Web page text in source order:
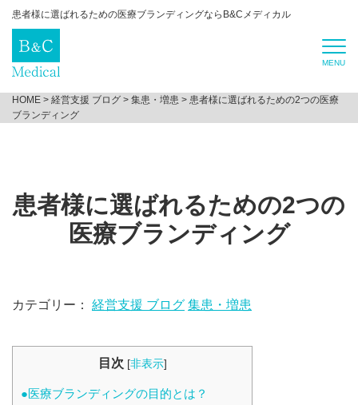
患者様に選ばれるための医療ブランディングならB&Cメディカル
HOME > 経営支援 ブログ > 集患・増患 > 患者様に選ばれるための2つの医療
ブランディング
患者様に選ばれるための2つの
医療ブランディング
カテゴリー： 経営支援 ブログ 集患・増患
目次 [非表示]
●医療ブランディングの目的とは？